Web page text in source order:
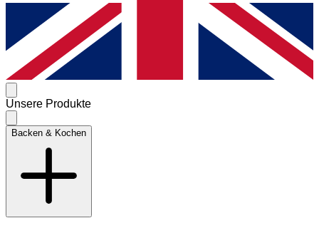
Unsere Produkte
Backen & Kochen